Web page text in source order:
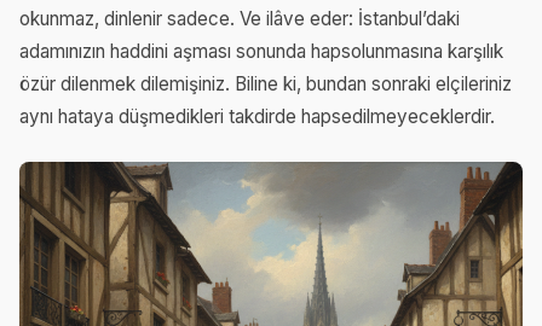
okunmaz, dinlenir sadece. Ve ilâve eder: İstanbul’daki
adamınızın haddini aşması sonunda hapsolunmasına karşılık
özür dilenmek dilemişiniz. Biline ki, bundan sonraki elçileriniz
aynı hataya düşmedikleri takdirde hapsedilmeyeceklerdir.